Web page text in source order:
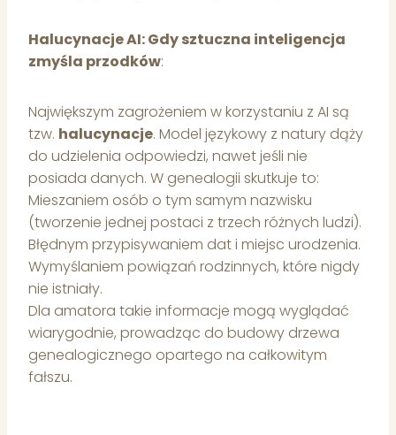
Halucynacje AI: Gdy sztuczna inteligencja
zmyśla przodków:
Największym zagrożeniem w korzystaniu z AI są
tzw. halucynacje. Model językowy z natury dąży
do udzielenia odpowiedzi, nawet jeśli nie
posiada danych. W genealogii skutkuje to:
Mieszaniem osób o tym samym nazwisku
(tworzenie jednej postaci z trzech różnych ludzi).
Błędnym przypisywaniem dat i miejsc urodzenia.
Wymyślaniem powiązań rodzinnych, które nigdy
nie istniały.
Dla amatora takie informacje mogą wyglądać
wiarygodnie, prowadząc do budowy drzewa
genealogicznego opartego na całkowitym
fałszu.